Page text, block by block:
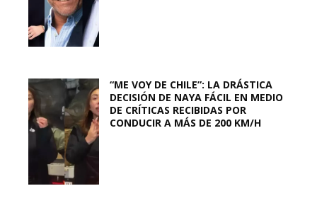
“ME VOY DE CHILE”: LA DRÁSTICA
DECISIÓN DE NAYA FÁCIL EN MEDIO
DE CRÍTICAS RECIBIDAS POR
CONDUCIR A MÁS DE 200 KM/H